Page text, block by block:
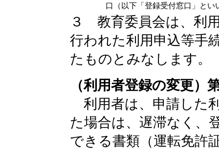
口（以下「登録受付窓口」と
３ 教育委員会は、利
行われた利用申込等手
たものとみなします。
（利用者登録の変更）
利用者は、申請した
た場合は、遅滞なく、
できる書類（運転免許